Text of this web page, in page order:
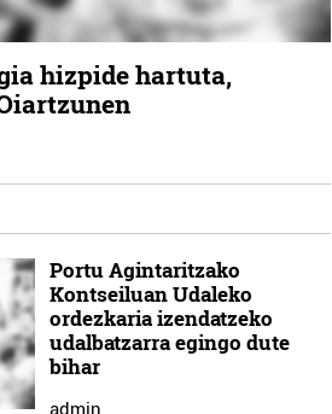
hizpide hartuta,
Portu Agintaritzako
Kontseiluan Udaleko
ordezkaria izendatzeko
udalbatzarra egingo dute
bihar
admin